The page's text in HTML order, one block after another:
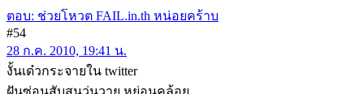
ตอบ: ช่วยโหวต FAIL.in.th หน่อยคร้าบ
#54
28 ก.ค. 2010, 19:41 น.
งั้นเด๋วกระจายใน twitter